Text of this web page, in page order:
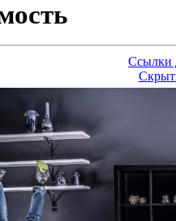
Ссылки